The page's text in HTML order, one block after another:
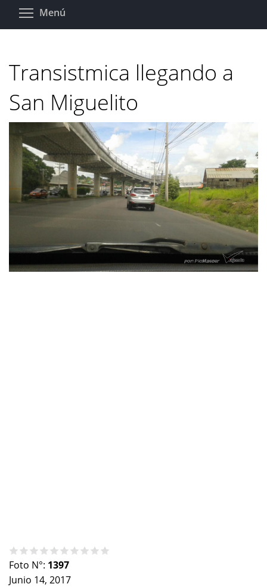
Pasar
Menú
Transistmica llegando a
San Miguelito
Foto N°: 1397
Junio 14, 2017